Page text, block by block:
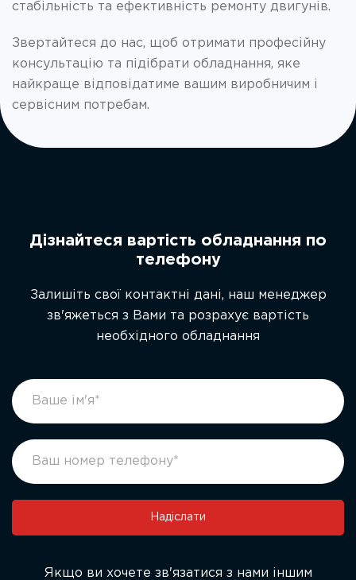
стабільність та ефективність ремонту двигунів.
Звертайтеся до нас, щоб отримати професійну
консультацію та підібрати обладнання, яке
найкраще відповідатиме вашим виробничим і
сервісним потребам.
Дізнайтеся вартість обладнання по
телефону
Залишіть свої контактні дані, наш менеджер
зв'яжеться з Вами та розрахує вартість
необхідного обладнання
footer
form
If
you
human,
leave
blank.
Надіслати
Якщо ви хочете зв'язатися з нами іншим